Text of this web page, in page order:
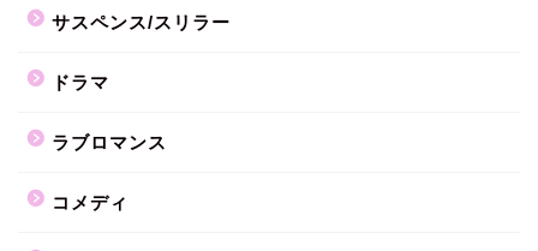
サスペンス/スリラー
ドラマ
ラブロマンス
コメディ